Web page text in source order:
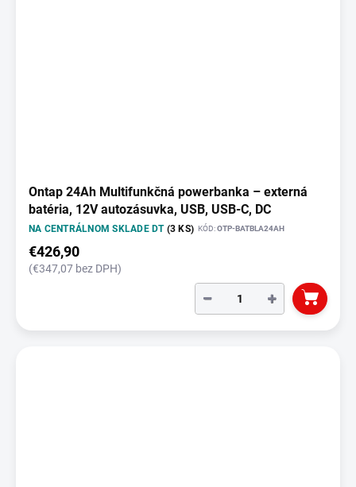
Ontap 24Ah Multifunkčná powerbanka – externá
batéria, 12V autozásuvka, USB, USB-C, DC
NA CENTRÁLNOM SKLADE DT (3 KS) KÓD:OTP-BATBLA24AH
€426,90
(€347,07 bez DPH)
+
−